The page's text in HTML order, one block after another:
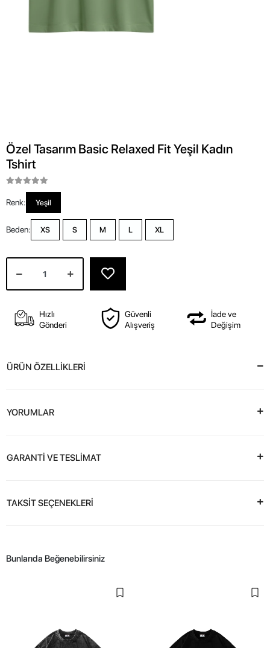
Özel Tasarım Basic Relaxed Fit Yeşil Kadın
Tshirt
Renk: Yeşil
Beden: XS S M L XL
Hızlı
Gönderi
Güvenli
Alışveriş
İade ve
Değişim
ÜRÜN ÖZELLİKLERİ
YORUMLAR
GARANTİ VE TESLİMAT
TAKSİT SEÇENEKLERİ
Bunlarıda Beğenebilirsiniz